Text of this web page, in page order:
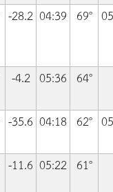
-28.2 04:39 69°
-4.2 05:36 64°
-35.6 04:18 62°
-11.6 05:22 61°